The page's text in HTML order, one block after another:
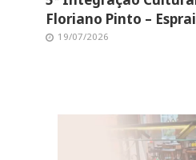
Floriano Pinto –
19/07/2026